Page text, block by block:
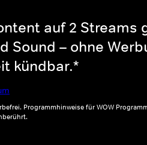
auf 2 Streams
Sound – ohne
kündbar.*
Programmhinweise für WOW